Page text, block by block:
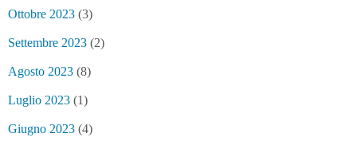
Ottobre 2023 (3)
Settembre 2023 (2)
Agosto 2023 (8)
Luglio 2023 (1)
Giugno 2023 (4)